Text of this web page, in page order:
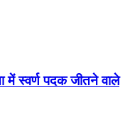
में स्वर्ण पदक जीतने वाले